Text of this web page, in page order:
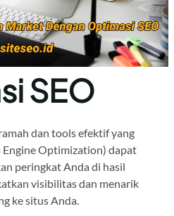
SEO
dan tools efektif yang
Engine Optimization) dapat
peringkat Anda di hasil
visibilitas dan menarik
ke situs Anda.